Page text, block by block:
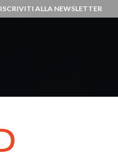
ISCRIVITI ALLA NEWSLETTER